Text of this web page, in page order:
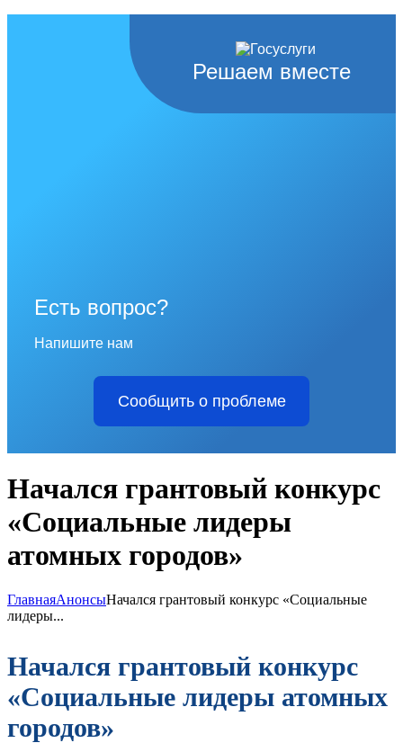
Решаем вместе
Есть вопрос?
Напишите нам
Сообщить о проблеме
Начался грантовый конкурс
«Социальные лидеры
атомных городов»
ГлавнаяАнонсыНачался грантовый конкурс «Социальные
лидеры...
Начался грантовый конкурс
«Социальные лидеры атомных
городов»